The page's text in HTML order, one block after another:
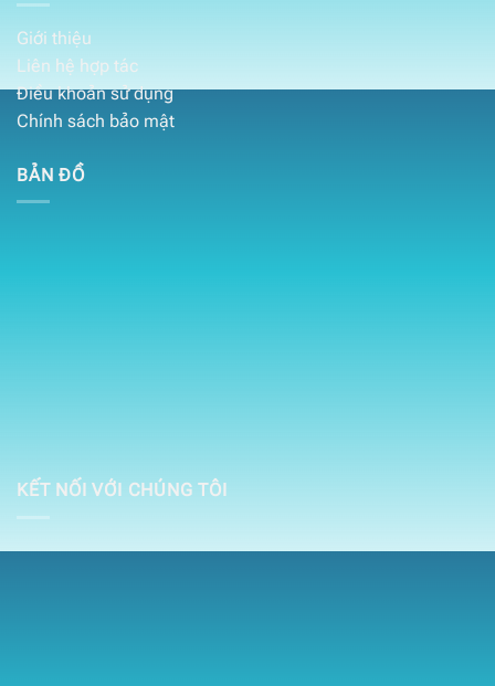
Giới thiệu
Liên hệ hợp tác
Điều khoản sử dụng
Chính sách bảo mật
BẢN ĐỒ
KẾT NỐI VỚI CHÚNG TÔI